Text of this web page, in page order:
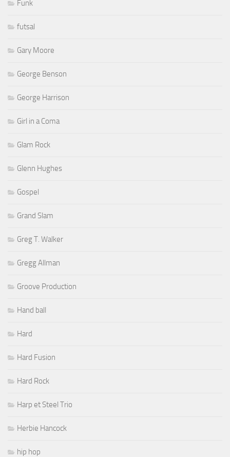
Funk
futsal
Gary Moore
George Benson
George Harrison
Girl in a Coma
Glam Rock
Glenn Hughes
Gospel
Grand Slam
Greg T. Walker
Gregg Allman
Groove Production
Hand ball
Hard
Hard Fusion
Hard Rock
Harp et Steel Trio
Herbie Hancock
hip hop